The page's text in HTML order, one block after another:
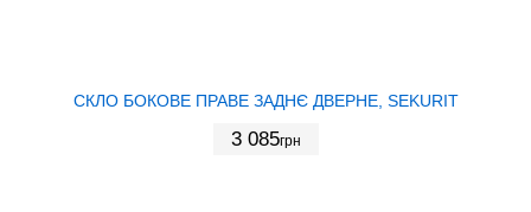
СКЛО БОКОВЕ ПРАВЕ ЗАДНЄ ДВЕРНЕ, SEKURIT
3 085грн